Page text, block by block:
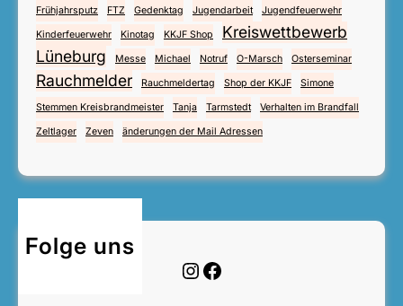
Frühjahrsputz FTZ Gedenktag Jugendarbeit Jugendfeuerwehr
Kinderfeuerwehr Kinotag KKJF Shop
Kreiswettbewerb
Lüneburg
Messe Michael Notruf O-Marsch Osterseminar
Rauchmelder Rauchmeldertag Shop der KKJF Simone
Stemmen Kreisbrandmeister Tanja Tarmstedt Verhalten im Brandfall
Zeltlager Zeven änderungen der Mail Adressen
Folge uns
Instagram Facebook